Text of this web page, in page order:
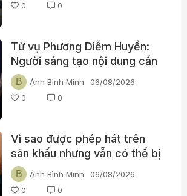
0 0
Từ vụ Phương Diễm Huyền:
Người sáng tạo nội dung cần
xin những loại bản quyền nào
trước khi đăng video?
B Ánh Bình Minh
06/08/2026
0
0
Vì sao được phép hát trên
sân khấu nhưng vẫn có thể bị
khởi tố khi đăng YouTube?
B Ánh Bình Minh
06/08/2026
0
0